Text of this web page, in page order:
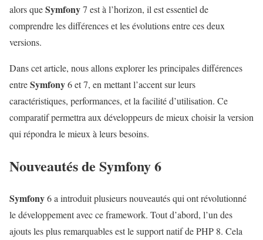
alors queSymfony7 est à l’horizon, il est essentiel de
comprendre les différences et les évolutions entre ces deux
versions.
Dans cet article, nous allons explorer les principales différences
entreSymfony6 et 7, en mettant l’accent sur leurs
caractéristiques, performances, et la facilité d’utilisation. Ce
comparatif permettra aux développeurs de mieux choisir la version
qui répondra le mieux à leurs besoins.
Nouveautés de Symfony6
Symfony6 a introduit plusieurs nouveautés qui ont révolutionné
le développement avec ce framework. Tout d’abord, l’un des
ajouts les plus remarquables est le support natif de PHP 8. Cela